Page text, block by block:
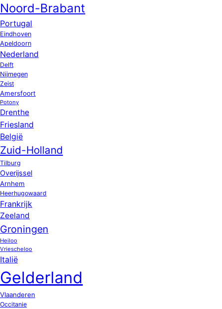
Noord-Brabant
Portugal
Eindhoven
Apeldoorn
Nederland
Delft
Nijmegen
Zeist
Amersfoort
Potony
Drenthe
Friesland
België
Zuid-Holland
Tilburg
Overijssel
Arnhem
Heerhugowaard
Frankrijk
Zeeland
Groningen
Heiloo
Vriescheloo
Italië
Gelderland
Vlaanderen
Occitanie